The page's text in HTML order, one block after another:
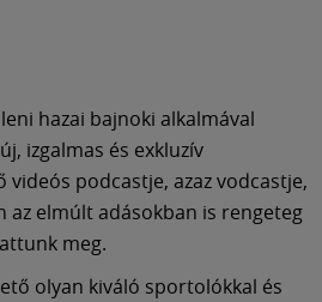
hazai bajnoki alkalmával
izgalmas és exkluzív
podcastje, azaz vodcastje,
az elmúlt adásokban is rengeteg
meg.
olyan kiváló sportolókkal és